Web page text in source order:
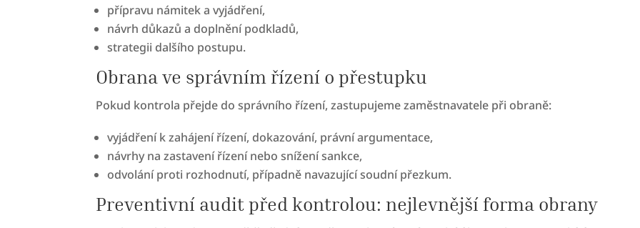
přípravu námitek a vyjádření,
návrh důkazů a doplnění podkladů,
strategii dalšího postupu.
Obrana ve správním řízení o přestupku
Pokud kontrola přejde do správního řízení, zastupujeme zaměstnavatele při obraně:
vyjádření k zahájení řízení, dokazování, právní argumentace,
návrhy na zastavení řízení nebo snížení sankce,
odvolání proti rozhodnutí, případně navazující soudní přezkum.
Preventivní audit před kontrolou: nejlevnější forma obrany